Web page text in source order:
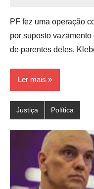
Pyrro
PF fez uma operação
por suposto
de parentes deles.
Ler mais
Justiça Política